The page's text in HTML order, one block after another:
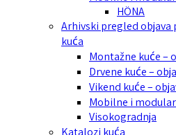
HÖNA
Arhivski pregled
kuća
Montažne kuće –
Drvene kuće –
Vikend kuće –
Mobilne i
Visokogradnja
Katalozi kuća